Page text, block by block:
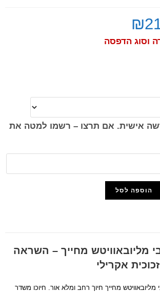
₪
וסוג הדפסה
אישית. אם תרצו – רשמו למטה את
הוספה לסל
מליובאוויטש מחייך – השראה
אקרילי
מחייך חיוך רחב ומלא אור. חיוכו משדר